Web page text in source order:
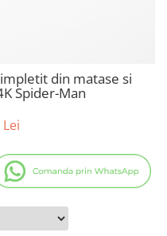
din matase si
Spider-Man